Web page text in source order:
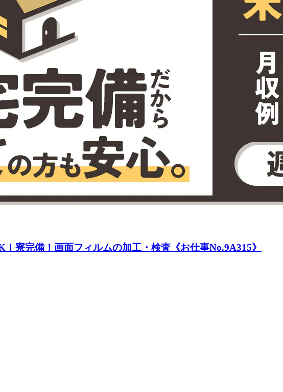
！寮完備！画面フィルムの加工・検査《お仕事No.9A315》